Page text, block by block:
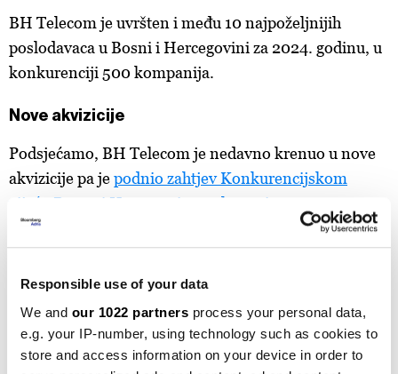
Responsible use of your data
We and our 1022 partners process your personal data,
e.g. your IP-number, using technology such as cookies to
store and access information on your device in order to
BH Telecom je uvršten i među 10 najpoželjnijih
poslodavaca u Bosni i Hercegovini za 2024. godinu, u
konkurenciji 500 kompanija.
Nove akvizicije
Podsjećamo, BH Telecom je nedavno krenuo u nove
akvizicije pa jepodnio zahtjev Konkurencijskom
vijeću Bosne i Hercegovine za kupovinu
kompanije
, o čemu smo prvi pisali. Kako su
naveli tada iz ove bh. kompanije, ovaj strateški potez
ima za cilj jačanje liderske pozicije BH Telecoma
kvaliteta usluga za korisnike.
"Podnošenje zahtjeva Konkurencijskom vijeću BiH